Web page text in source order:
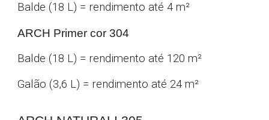
Balde (18 L) = rendimento até 4 m²
ARCH Primer cor 304
Balde (18 L) = rendimento até 120 m²
Galão (3,6 L) = rendimento até 24 m²